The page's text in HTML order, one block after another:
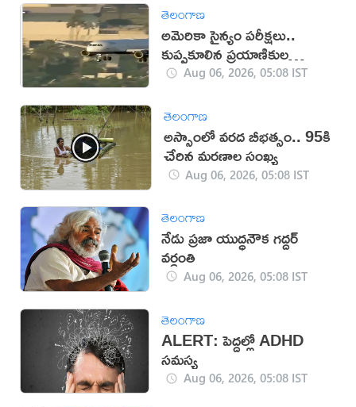
తెలంగాణ
అమెరికా సైన్యం పరీక్షలు..
కుప్పకూలిన ప్రయాణికుల
విమానం
Aug 06, 2026, 05:08 IST
తెలంగాణ
అస్సాంలో వ‌ర‌ద బీభ‌త్సం.. 95కి
చేరిన మ‌ర‌ణాల సంఖ్య‌
Aug 06, 2026, 05:08 IST
తెలంగాణ
నేడు ప్రజా యుద్ధనౌక గద్దర్
వర్ధంతి
Aug 06, 2026, 05:08 IST
తెలంగాణ
ALERT: పెద్దల్లో ADHD
సమస్య
Aug 06, 2026, 05:08 IST